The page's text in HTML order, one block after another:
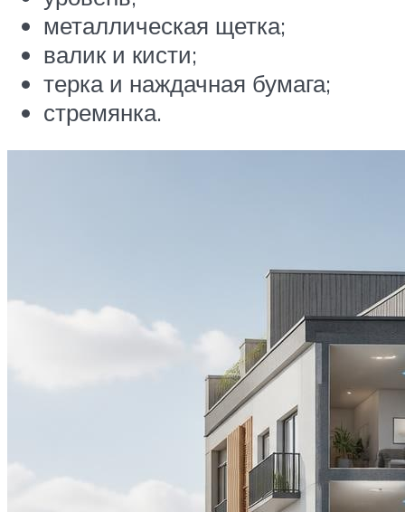
металлическая щетка;
валик и кисти;
терка и наждачная бумага;
стремянка.